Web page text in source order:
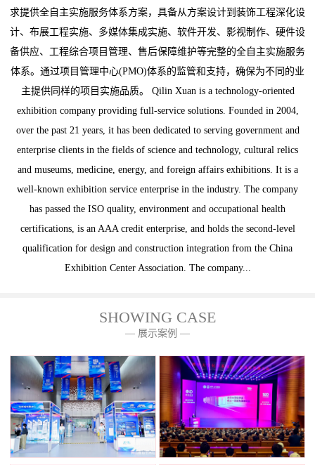
求提供全自主实施服务体系方案，具备从方案设计到装饰工程深化设
计、布展工程实施、多媒体集成实施、软件开发、影视制作、硬件设
备供应、工程综合项目管理、售后保障维护等完整的全自主实施服务
体系。通过项目管理中心(PMO)体系的监管和支持，确保为不同的业
主提供同样的项目实施品质。 Qilin Xuan is a technology-oriented
exhibition company providing full-service solutions. Founded in 2004,
over the past 21 years, it has been dedicated to serving government and
enterprise clients in the fields of science and technology, cultural relics
and museums, medicine, energy, and foreign affairs exhibitions. It is a
well-known exhibition service enterprise in the industry. The company
has passed the ISO quality, environment and occupational health
certifications, is an AAA credit enterprise, and holds the second-level
qualification for design and construction integration from the China
Exhibition Center Association. The company...
SHOWING CASE
— 展示案例 —